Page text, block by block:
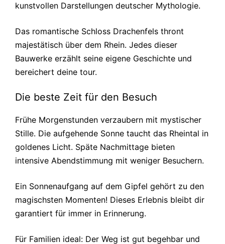
kunstvollen Darstellungen deutscher Mythologie.
Das romantische Schloss Drachenfels thront
majestätisch über dem Rhein. Jedes dieser
Bauwerke erzählt seine eigene Geschichte und
bereichert deine tour.
Die beste Zeit für den Besuch
Frühe Morgenstunden verzaubern mit mystischer
Stille. Die aufgehende Sonne taucht das Rheintal in
goldenes Licht. Späte Nachmittage bieten
intensive Abendstimmung mit weniger Besuchern.
Ein Sonnenaufgang auf dem Gipfel gehört zu den
magischsten Momenten! Dieses Erlebnis bleibt dir
garantiert für immer in Erinnerung.
Für Familien ideal: Der Weg ist gut begehbar und